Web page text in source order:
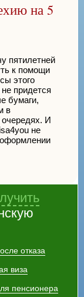
на 5
пятилетней
к помощи
этого
придется
бумаги,
в
очередях. И
не
оформлении
отказа
виза
пенсионера